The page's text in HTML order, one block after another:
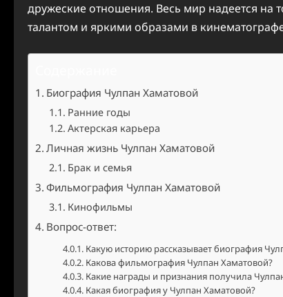
дружеские отношения. Весь мир надеется на
талантом и яркими образами в
Биография Чулпан Хаматовой
Ранние годы
Актерская карьера
Личная жизнь Чулпан Хаматовой
Брак и семья
Фильмография Чулпан Хаматовой
Кинофильмы
Вопрос-ответ:
Какую историю рассказывает биография
Какова фильмография Чулпан Хаматовой?
Какие награды и признания получила
Какая биография у Чулпан Хаматовой?